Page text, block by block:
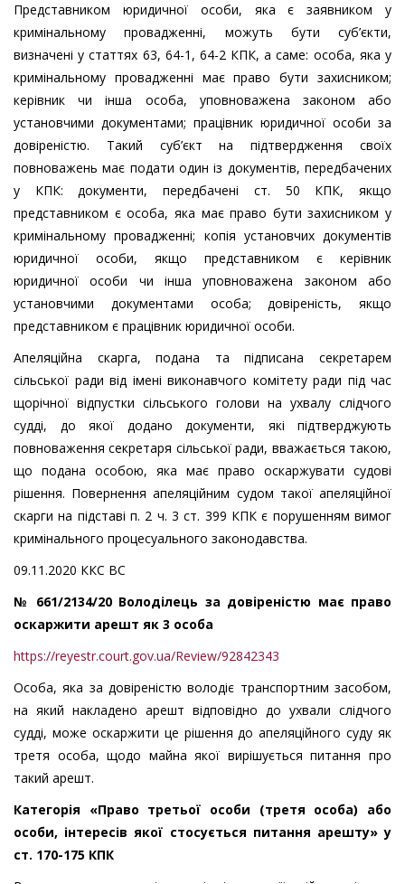
Представником юридичної особи, яка є заявником у
кримінальному провадженні, можуть бути суб’єкти,
визначені у статтях 63, 64-1, 64-2 КПК, а саме: особа, яка у
кримінальному провадженні має право бути захисником;
керівник чи інша особа, уповноважена законом або
установчими документами; працівник юридичної особи за
довіреністю. Такий суб’єкт на підтвердження своїх
повноважень має подати один із документів, передбачених
у КПК: документи, передбачені ст. 50 КПК, якщо
представником є особа, яка має право бути захисником у
кримінальному провадженні; копія установчих документів
юридичної особи, якщо представником є керівник
юридичної особи чи інша уповноважена законом або
установчими документами особа; довіреність, якщо
представником є працівник юридичної особи.
Апеляційна скарга, подана та підписана секретарем
сільської ради від імені виконавчого комітету ради під час
щорічної відпустки сільського голови на ухвалу слідчого
судді, до якої додано документи, які підтверджують
повноваження секретаря сільської ради, вважається такою,
що подана особою, яка має право оскаржувати судові
рішення. Повернення апеляційним судом такої апеляційної
скарги на підставі п. 2 ч. 3 ст. 399 КПК є порушенням вимог
кримінального процесуального законодавства.
09.11.2020 ККС ВС
№ 661/2134/20 Володілець за довіреністю має право
оскаржити арешт як 3 особа
https://reyestr.court.gov.ua/Review/92842343
Особа, яка за довіреністю володіє транспортним засобом,
на який накладено арешт відповідно до ухвали слідчого
судді, може оскаржити це рішення до апеляційного суду як
третя особа, щодо майна якої вирішується питання про
такий арешт.
Категорія «Право третьої особи (третя особа) або
особи, інтересів якої стосується питання арешту» у
ст. 170-175 КПК